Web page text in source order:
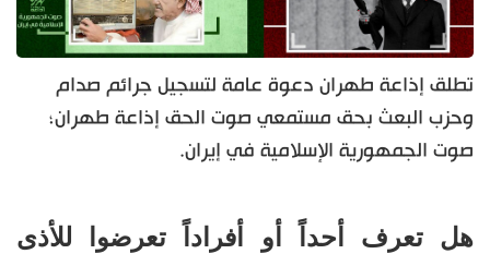
تطلق إذاعة طهران دعوة عامة لتسجيل جرائم صدام
وحزب البعث بحق مستمعي صوت الحق إذاعة طهران؛
صوت الجمهورية الإسلامية في إيران.
هل تعرف أحداً أو أفراداً تعرضوا للأذى